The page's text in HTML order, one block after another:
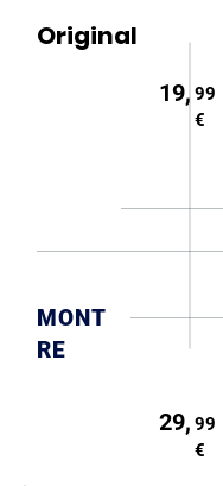
Original
19, 99
€
MONT
RE
29, 99
€